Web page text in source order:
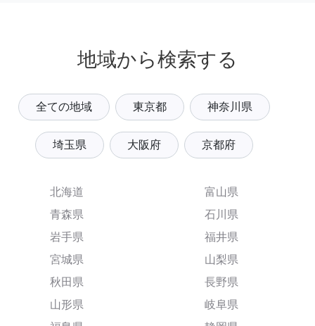
地域から検索する
全ての地域 東京都 神奈川県
埼玉県 大阪府 京都府
北海道
青森県
岩手県
宮城県
秋田県
山形県
富山県
石川県
福井県
山梨県
長野県
岐阜県